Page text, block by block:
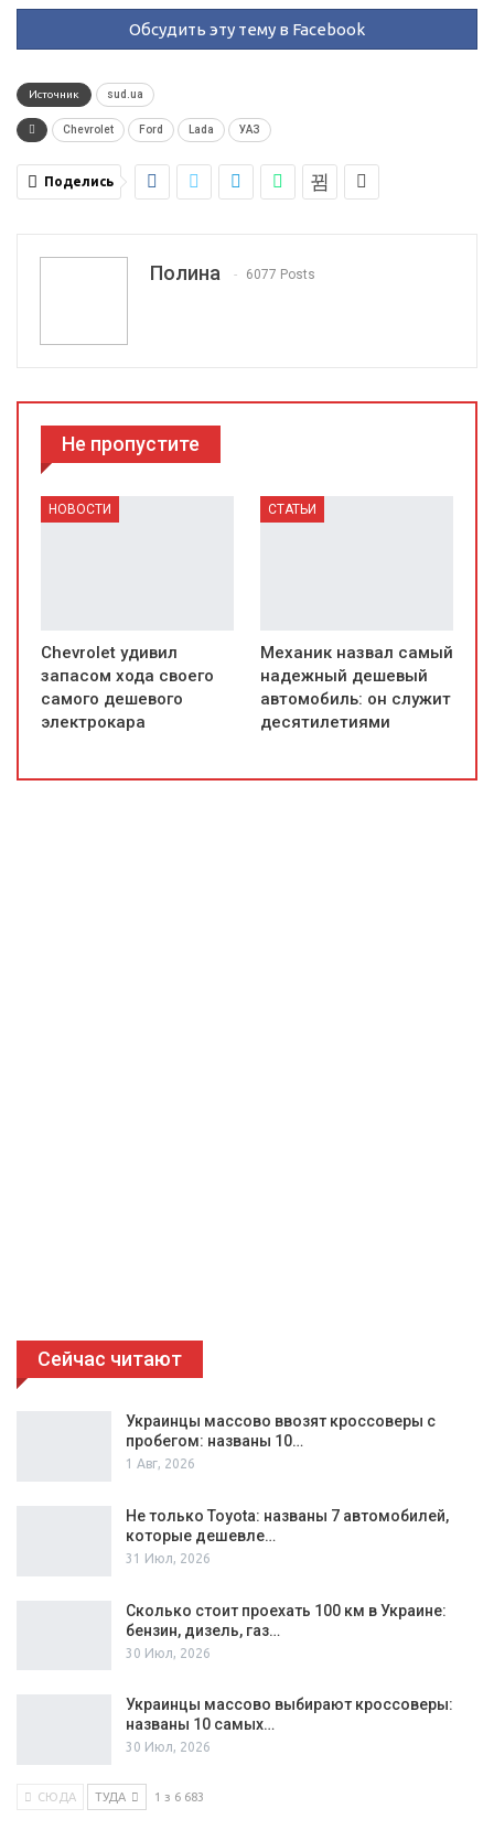
Обсудить эту тему в Facebook
Источник sud.ua
Chevrolet Ford Lada УАЗ
Поделись
Полина 6077 Posts
Не пропустите
НОВОСТИ
Chevrolet удивил
запасом хода своего
самого дешевого
электрокара
СТАТЬИ
Механик назвал самый
надежный дешевый
автомобиль: он служит
десятилетиями
Сейчас читают
Украинцы массово ввозят кроссоверы с
пробегом: названы 10…
1 Авг, 2026
Не только Toyota: названы 7 автомобилей,
которые дешевле…
31 Июл, 2026
Сколько стоит проехать 100 км в Украине:
бензин, дизель, газ…
30 Июл, 2026
Украинцы массово выбирают кроссоверы:
названы 10 самых…
30 Июл, 2026
СЮДА ТУДА 1 з 6 683